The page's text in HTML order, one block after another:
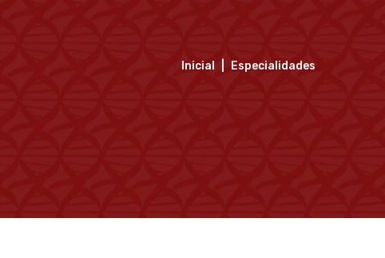
Inicial Especialidades